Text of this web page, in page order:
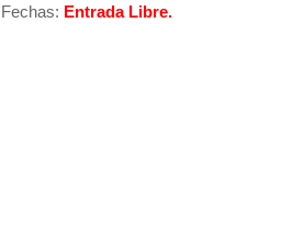
Fechas: Entrada Libre.